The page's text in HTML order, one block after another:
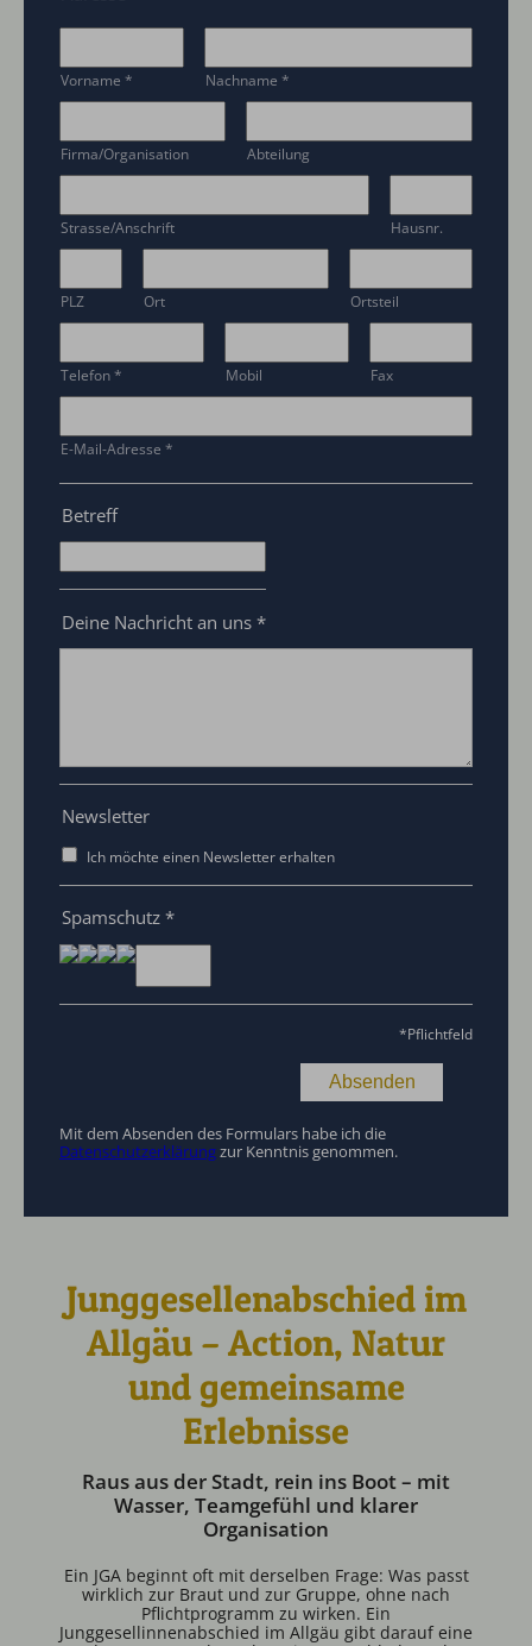
Vorname * Nachname *
Firma/Organisation Abteilung
Strasse/Anschrift Hausnr.
PLZ Ort Ortsteil
Telefon* Mobil Fax
E-Mail-Adresse *
Betreff
Deine Nachricht an uns*
Newsletter
Ich möchte einen Newsletter erhalten
Spamschutz*
*Pflichtfeld
Mit dem Absenden des Formulars habe ich die
Datenschutzerklärungzur Kenntnis genommen.
Junggesellenabschied im
Allgäu – Action, Natur
und gemeinsame
Erlebnisse
Raus aus der Stadt, rein ins Boot – mit
Wasser, Teamgefühl und klarer
Organisation
Ein JGA beginnt oft mit derselben Frage: Was passt
wirklich zur Braut und zur Gruppe, ohne nach
Pflichtprogramm zu wirken. Ein
Junggesellinnenabschied im Allgäu gibt darauf eine